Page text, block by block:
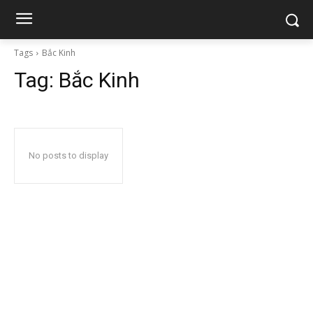
Tags Bắc Kinh
Tag: Bắc Kinh
No posts to display